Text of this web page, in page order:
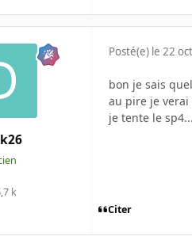
k
messages
Posté(e) le 22
bon je sais
au pire je verai
je tente le
Citer